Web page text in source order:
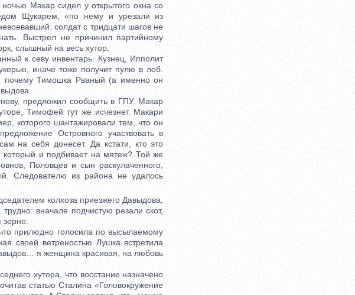
Макар сидел у открытого окна со
Щукарем, «по нему и урезали из
солдат с тридцати шагов не
Выстрел не причинил партийному
слышный на весь хутор.
к севу инвентарь. Кузнец, Ипполит
иначе тоже получит пулю в лоб.
почему Тимошка Рваный (а именно он
предложил сообщить в ГПУ. Макар
Тимофей тут же исчезнет. Макари
которого шантажировали тем, что он
Островного участвовать в
на себя донесет. Да кстати, кто это
и подбивает на мятеж? Той же
По­ловцев и сын раскулаченного,
Следователю из района не удалось
колхоза приезжего Давыдова,
вначале подчистую резали скот,
зерно.
прилюдно голосила по высылаемому
своей ветреностью Лушка встретила
я женщина красивая, на любовь
хутора, что восстание назначено
статью Сталина «Головокружение